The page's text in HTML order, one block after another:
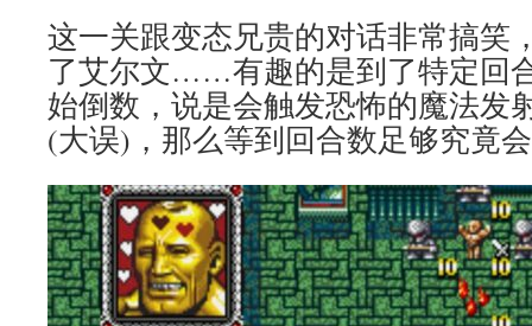
这一关跟变态兄贵的对话非常搞笑
了艾尔文……有趣的是到了特定回
始倒数，说是会触发恐怖的魔法发
(大误)，那么等到回合数足够究竟